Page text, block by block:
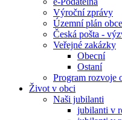
Výroční zprávy
Územní plán
Česká pošta -
Veřejné zakázky
Obecní
Ostaní
Program rozvoje
Život v obci
Naši jubilanti
jubilanti v